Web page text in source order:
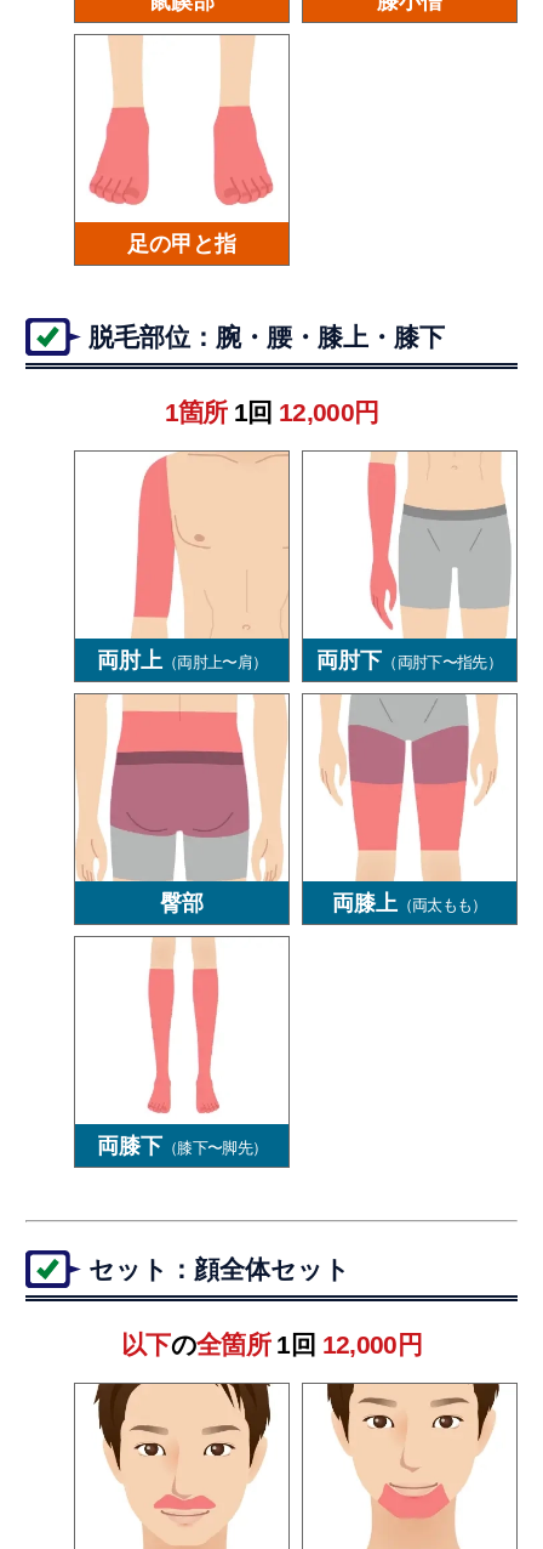
足の甲と指
脱毛部位：腕・腰・膝上・膝下
1箇所1回 12,000円
両肘上 （両肘上〜肩） 両肘下 （両肘下〜指先）
臀部 両膝上（両太もも）
両膝下 （膝下〜脚先）
セット：顔全体セット
以下の全箇所1回 12,000円